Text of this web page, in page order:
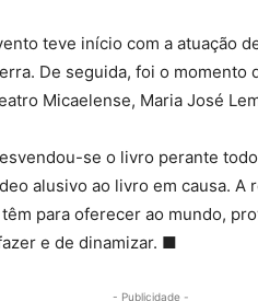
teve início com a atuação
De seguida, foi o
Micaelense, Maria José
se o livro perante
alusivo ao livro em causa.
para oferecer ao mundo,
e de dinamizar. ■
- Publicidade -